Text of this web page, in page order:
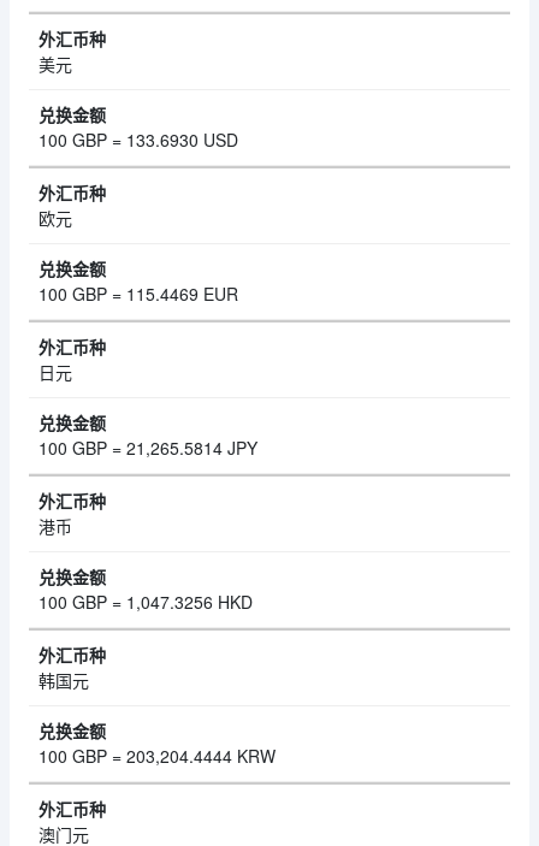
美元
100 GBP = 133.6930 USD
欧元
100 GBP = 115.4469 EUR
日元
100 GBP = 21,265.5814 JPY
港币
100 GBP = 1,047.3256 HKD
韩国元
100 GBP = 203,204.4444 KRW
澳门元